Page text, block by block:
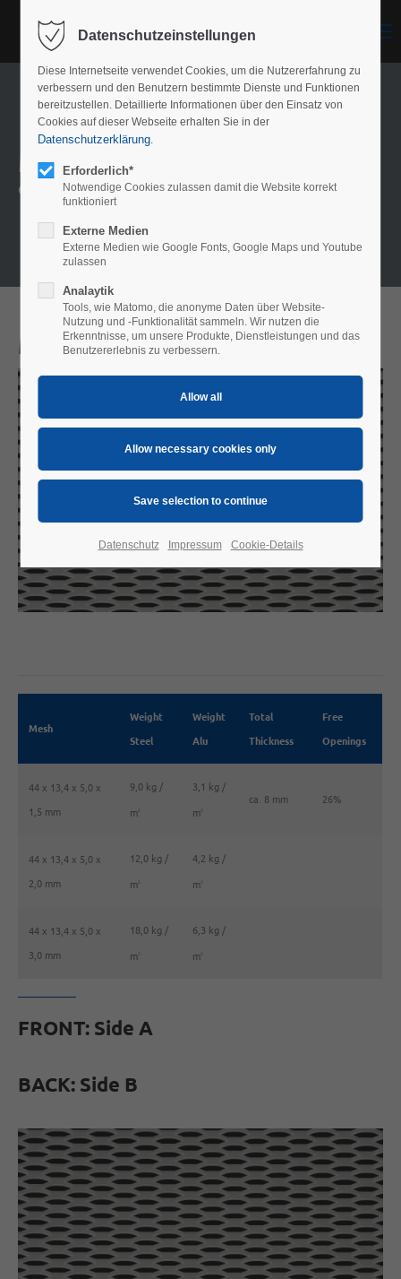
Model overview
Our meshes
Model Lübeck
Mesh
Weight
Steel
Weight
Alu
Total
Thickness
Free
Openings
44 x 13,4 x 5,0 x
1,5 mm
9,0 kg /
m
3,1 kg /
m
ca. 8 mm 26%
44 x 13,4 x 5,0 x
2,0 mm
12,0 kg /
m
4,2 kg /
m
44 x 13,4 x 5,0 x
3,0 mm
18,0 kg /
m
6,3 kg /
m
FRONT: Side A
BACK: Side B
Datenschutzeinstellungen
Diese Internetseite verwendet Cookies, um die Nutzererfahrung zu
verbessern und den Benutzern bestimmte Dienste und Funktionen
bereitzustellen. Detaillierte Informationen über den Einsatz von
Cookies auf dieser Webseite erhalten Sie in der
Datenschutzerklärung.
Erforderlich*
Notwendige Cookies zulassen damit die Website korrekt
funktioniert
Externe Medien
Externe Medien wie Google Fonts, Google Maps und Youtube
zulassen
Analaytik
Tools, wie Matomo, die anonyme Daten über Website-
Nutzung und -Funktionalität sammeln. Wir nutzen die
Erkenntnisse, um unsere Produkte, Dienstleistungen und das
Benutzererlebnis zu verbessern.
Datenschutz Impressum Cookie-Details